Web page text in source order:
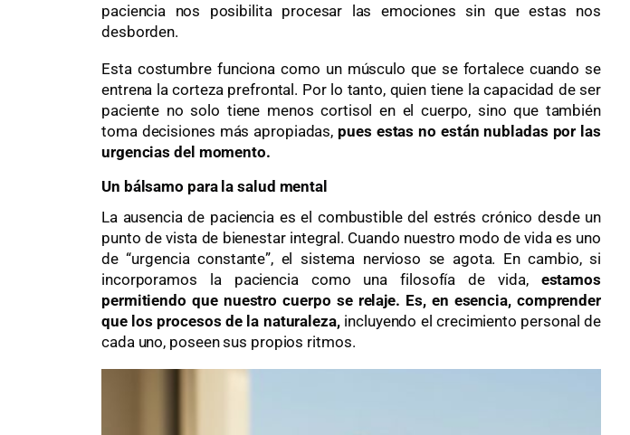
paciencia nos posibilita procesar las emociones sin que estas nos
desborden.
Esta costumbre funciona como un músculo que se fortalece cuando se
entrena la corteza prefrontal. Por lo tanto, quien tiene la capacidad de ser
paciente no solo tiene menos cortisol en el cuerpo, sino que también
toma decisiones más apropiadas, pues estas no están nubladas por las
urgencias del momento.
Un bálsamo para la salud mental
La ausencia de paciencia es el combustible del estrés crónico desde un
punto de vista de bienestar integral. Cuando nuestro modo de vida es uno
de “urgencia constante”, el sistema nervioso se agota. En cambio, si
incorporamos la paciencia como una filosofía de vida, estamos
permitiendo que nuestro cuerpo se relaje. Es, en esencia, comprender
que los procesos de la naturaleza,incluyendo el crecimiento personal de
cada uno, poseen sus propios ritmos.